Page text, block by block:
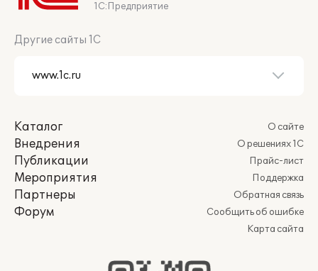
1С:Предприятие
Другие сайты 1С
Каталог
Внедрения
Публикации
Мероприятия
Партнеры
Форум
О сайте
О решениях 1С
Прайс-лист
Поддержка
Обратная связь
Сообщить об ошибке
Карта сайта